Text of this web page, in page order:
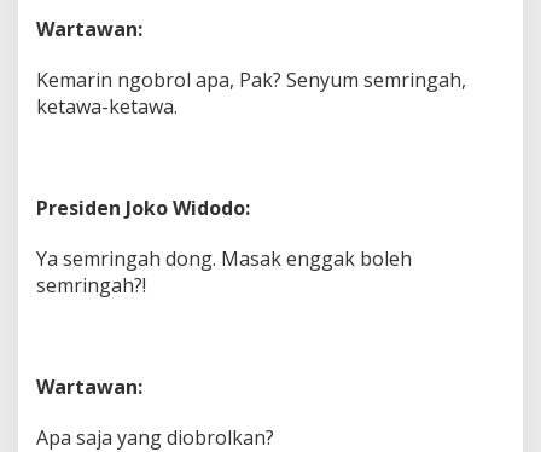
Wartawan:
Kemarin ngobrol apa, Pak? Senyum semringah,
ketawa-ketawa.
Presiden Joko Widodo:
Ya semringah dong. Masak enggak boleh
semringah?!
Wartawan:
Apa saja yang diobrolkan?